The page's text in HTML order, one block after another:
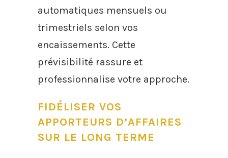
automatiques mensuels ou
trimestriels selon vos
encaissements. Cette
prévisibilité rassure et
professionnalise votre approche.
FIDÉLISER VOS
APPORTEURS D’AFFAIRES
SUR LE LONG TERME